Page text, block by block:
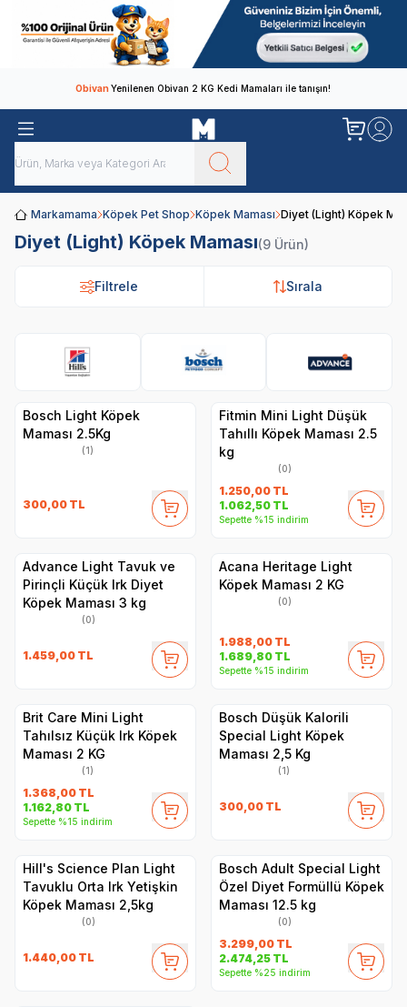
ObivanYenilenen Obivan 2 KG Kedi Mamaları ile tanışın!
Markamama Köpek Pet Shop Köpek Maması Diyet (Light) Köpek
Diyet (Light) Köpek Maması(9 Ürün)
Filtrele Sırala
Bosch Light Köpek
Maması 2.5Kg
(1)
300,00 TL
Fitmin Mini Light Düşük
Tahıllı Köpek Maması 2.5
kg
(0)
1.250,00 TL
1.062,50 TL
Sepette %15 indirim
Advance Light Tavuk ve
Pirinçli Küçük Irk Diyet
Köpek Maması 3 kg
(0)
1.459,00 TL
Acana Heritage Light
Köpek Maması 2 KG
(0)
1.988,00 TL
1.689,80 TL
Sepette %15 indirim
Brit Care Mini Light
Tahılsız Küçük Irk Köpek
Maması 2 KG
(1)
1.368,00 TL
1.162,80 TL
Sepette %15 indirim
Bosch Düşük Kalorili
Special Light Köpek
Maması 2,5 Kg
(1)
300,00 TL
Hill's Science Plan Light
Tavuklu Orta Irk Yetişkin
Köpek Maması 2,5kg
(0)
1.440,00 TL
Bosch Adult Special Light
Özel Diyet Formüllü Köpek
Maması 12.5 kg
(0)
3.299,00 TL
2.474,25 TL
Sepette %25 indirim